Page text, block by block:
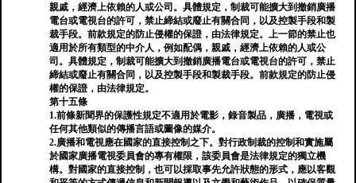
親戚，經濟上依賴的人或公司。具體規定，制裁可能擴大到撤銷廣播
電台或電視台的許可，禁止締結或廢止有關合同，以及控製手段和製
裁手段。前款規定的防止侵權的保證，由法律規定。上一節的禁止也
適用於所有類型的中介人，例如配偶，親戚，經濟上依賴的人或公
司。具體規定，制裁可能擴大到撤銷廣播電台或電視台的許可，禁止
締結或廢止有關合同，以及控製手段和製裁手段。前款規定的防止侵
權的保證，由法律規定。
第十五條
1.前條新聞界的保護性規定不適用於電影，錄音製品，廣播，電視或
任何其他類似的傳播言語或圖像的媒介。
2.廣播和電視應在國家的直接控制之下。對行政制裁的控制和實施屬
於國家廣播電視委員會的專有權限，該委員會是法律規定的獨立機
構。對國家的直接控制，也可以採取事先允許狀態的形式，應以客觀